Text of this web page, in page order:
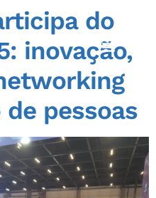
do
inovação,
pessoas